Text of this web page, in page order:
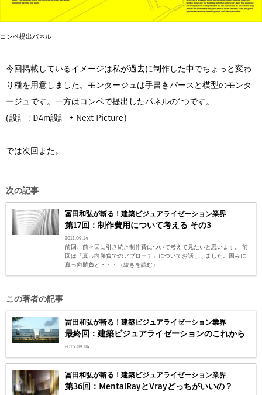
コンペ提出パネル
今回掲載しているイメージは私が過去に制作した中でちょっと変わ
り種を用意しました。モンタージュは手書きパースと模型のモンタ
ージュです。一方はコンペで提出したパネルの1つです。
(設計 : D4m設計 + Next Picture)
では次回また。
次の記事
冨田和弘が斬る！建築ビジュアライゼーション業界
第17回：制作費用について考える その3
2011.09.14
前回、前々回に引き続き制作費について考えて見たいと思います。 前
回は「真っ向勝負でのアプローチ」についてお話ししました。因みに
真っ向勝負と・・・（続きを読む）
この著者の記事
冨田和弘が斬る！建築ビジュアライゼーション業界
最終回：建築ビジュアライゼーションのこれから
2015.08.04
冨田和弘が斬る！建築ビジュアライゼーション業界
第36回：MentalRayとVrayどっちがいいの？